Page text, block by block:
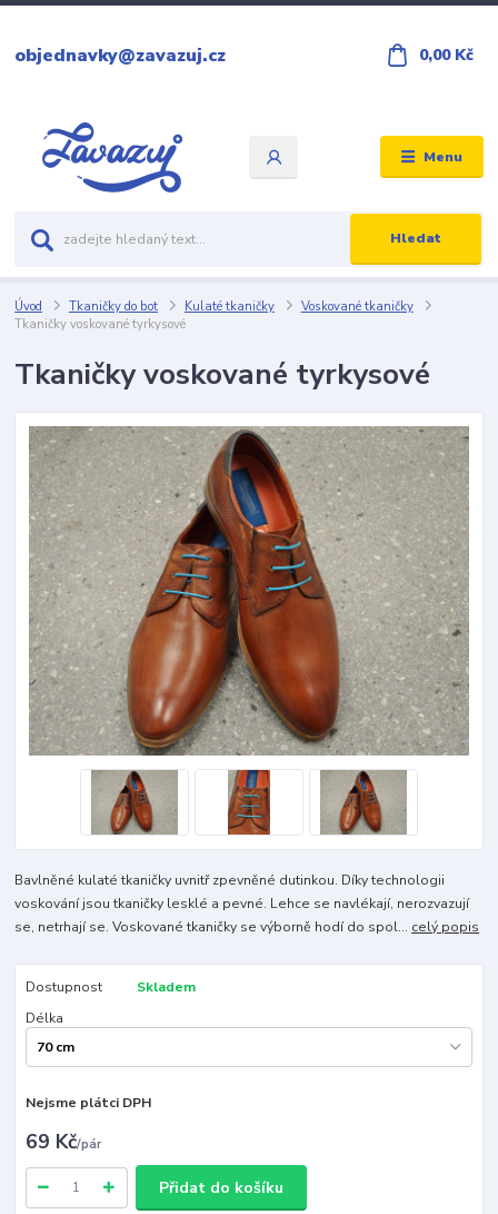
Menu
Hledat
objednavky@zavazuj.cz 0,00 Kč
Úvod Tkaničky do bot Kulaté tkaničky
Voskované tkaničky
Tkaničky voskované tyrkysové
Tkaničky voskované tyrkysové
Bavlněné kulaté tkaničky uvnitř zpevněné dutinkou. Díky technologii
voskování jsou tkaničky lesklé a pevné. Lehce se navlékají, nerozvazují
se, netrhají se. Voskované tkaničky se výborně hodí do spol... celý popis
Dostupnost
Skladem
Délka
Nejsme plátci DPH
69 Kč/pár
Přidat do košíku